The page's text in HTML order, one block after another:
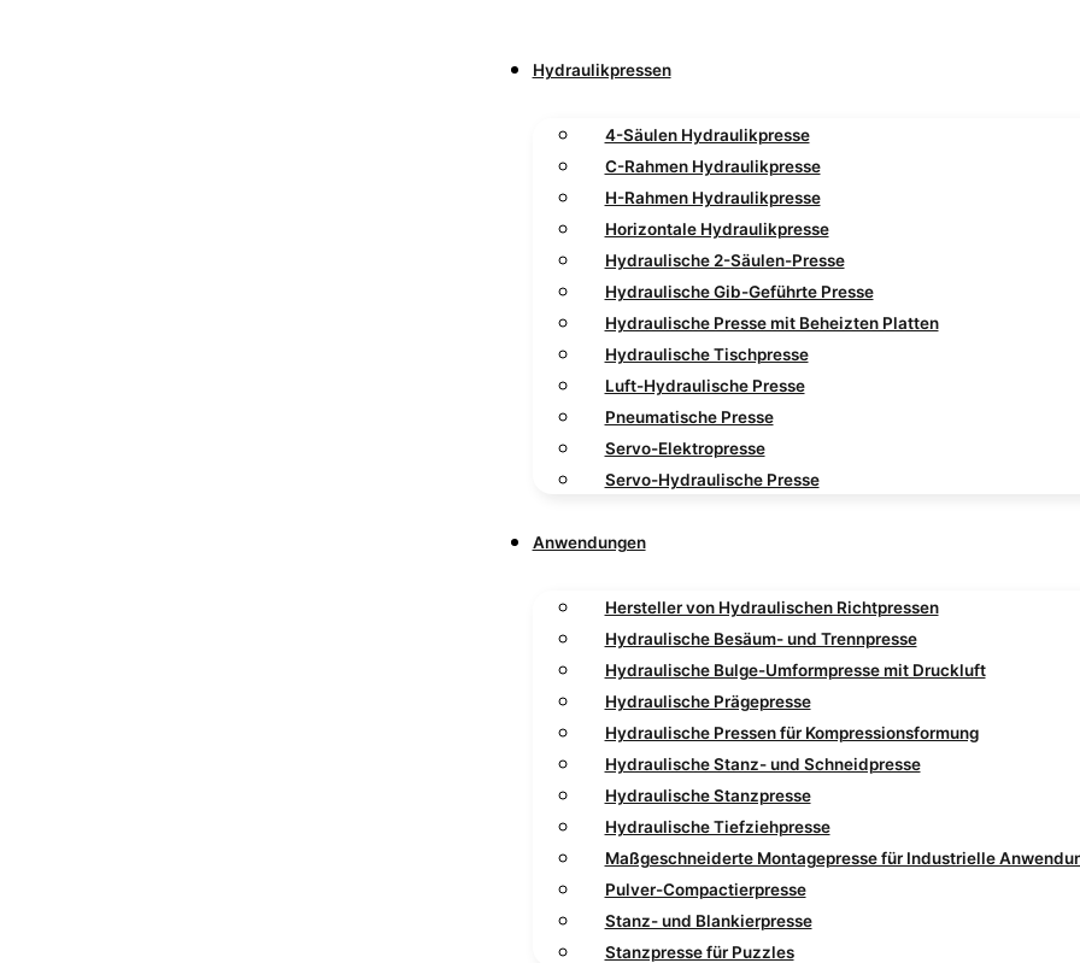
Hydraulikpressen
4-Säulen Hydraulikpresse
C-Rahmen Hydraulikpresse
H-Rahmen Hydraulikpresse
Horizontale Hydraulikpresse
Hydraulische 2-Säulen-Presse
Hydraulische Gib-Geführte Presse
Hydraulische Presse mit Beheizten Platten
Hydraulische Tischpresse
Luft-Hydraulische Presse
Pneumatische Presse
Servo-Elektropresse
Servo-Hydraulische Presse
Anwendungen
Hersteller von Hydraulischen Richtpressen
Hydraulische Besäum- und Trennpresse
Hydraulische Bulge-Umformpresse mit Druckluft
Hydraulische Prägepresse
Hydraulische Pressen für Kompressionsformung
Hydraulische Stanz- und Schneidpresse
Hydraulische Stanzpresse
Hydraulische Tiefziehpresse
Maßgeschneiderte Montagepresse für Industrielle
Pulver-Compactierpresse
Stanz- und Blankierpresse
Stanzpresse für Puzzles